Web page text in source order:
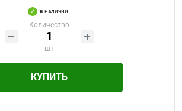
в наличии
Количество
шт
КУПИТЬ